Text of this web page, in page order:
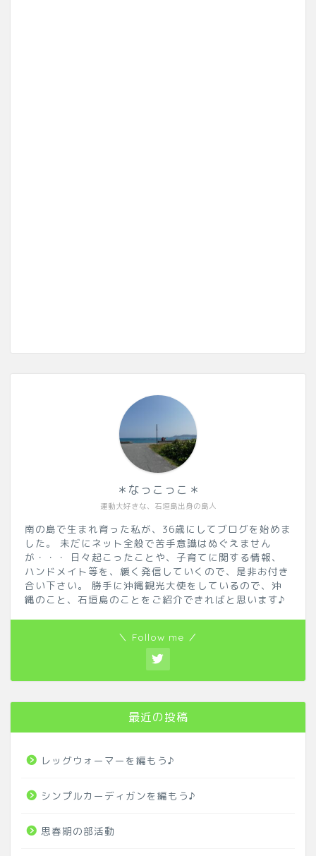
運動大好きな、石垣島出身の島人
＊なっこっこ＊
南の島で生まれ育った私が、36歳にしてブログを始めま
した。 未だにネット全般で苦手意識はぬぐえません
が・・・ 日々起こったことや、子育てに関する情報、
ハンドメイト等を、緩く発信していくので、是非お付き
合い下さい。 勝手に沖縄観光大使をしているので、沖
縄のこと、石垣島のことをご紹介できればと思います♪
＼ Follow me ／
最近の投稿
レッグウォーマーを編もう♪
シンプルカーディガンを編もう♪
思春期の部活動